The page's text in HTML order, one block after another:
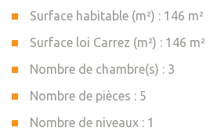
Surface habitable (m²) : 146 m²
Surface loi Carrez (m²) : 146 m²
Nombre de chambre(s) : 3
Nombre de pièces : 5
Nombre de niveaux : 1